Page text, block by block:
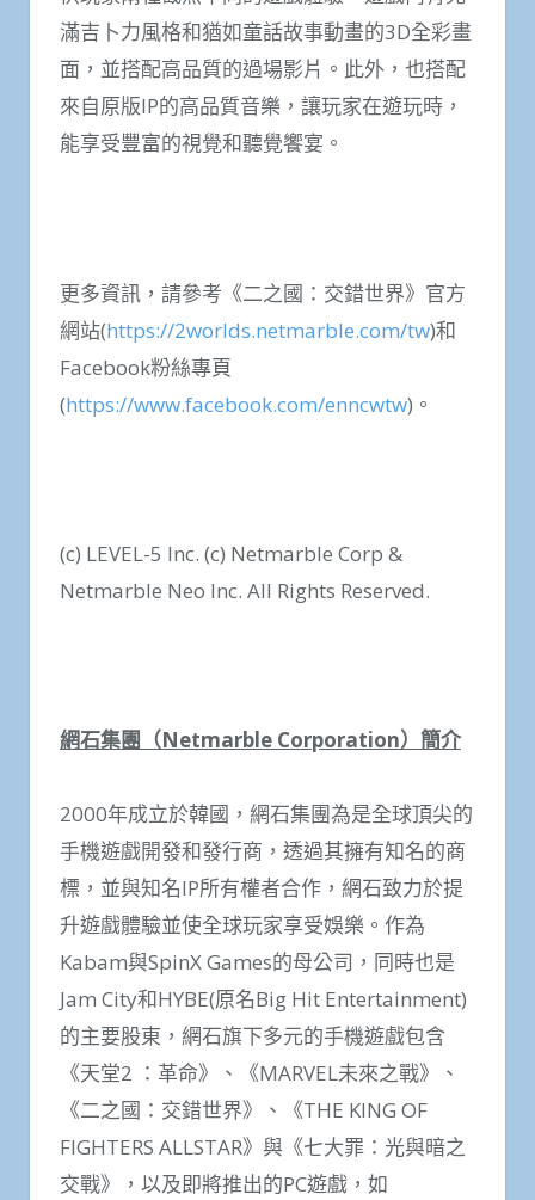
滿吉卜力風格和猶如童話故事動畫的3D全彩畫
面，並搭配高品質的過場影片。此外，也搭配
來自原版IP的高品質音樂，讓玩家在遊玩時，
能享受豐富的視覺和聽覺饗宴。
更多資訊，請參考《二之國：交錯世界》官方
網站(https://2worlds.netmarble.com/tw)和
Facebook粉絲專頁
(https://www.facebook.com/enncwtw)。
(c) LEVEL-5 Inc. (c) Netmarble Corp &
Netmarble Neo Inc. All Rights Reserved.
網石集團（Netmarble Corporation）簡介
2000年成立於韓國，網石集團為是全球頂尖的
手機遊戲開發和發行商，透過其擁有知名的商
標，並與知名IP所有權者合作，網石致力於提
升遊戲體驗並使全球玩家享受娛樂。作為
Kabam與SpinX Games的母公司，同時也是
Jam City和HYBE(原名Big Hit Entertainment)
的主要股東，網石旗下多元的手機遊戲包含
《天堂2 ：革命》、《MARVEL未來之戰》、
《二之國：交錯世界》、《THE KING OF
FIGHTERS ALLSTAR》與《七大罪：光與暗之
交戰》，以及即將推出的PC遊戲，如